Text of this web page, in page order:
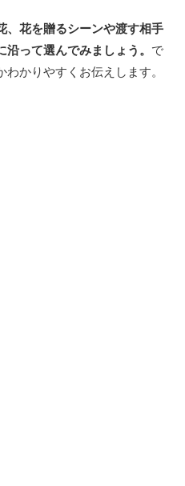
、花を贈るシーンや渡す相手
って選んでみましょう。 で
かりやすくお伝えします。